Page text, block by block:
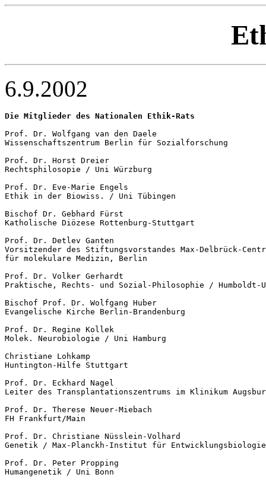
6.9.2002
Die Mitglieder des Nationalen Ethik-Rats
Prof. Dr. Wolfgang van den Daele
Wissenschaftszentrum Berlin für Sozialforschung
Prof. Dr. Horst Dreier
Rechtsphilosopie / Uni Würzburg
Prof. Dr. Eve-Marie Engels
Ethik in der Biowiss. / Uni Tübingen
Bischof Dr. Gebhard Fürst
Katholische Diözese Rottenburg-Stuttgart
Prof. Dr. Detlev Ganten
Vorsitzender des Stiftungsvorstandes Max-Delbrück-
für molekulare Medizin, Berlin
Prof. Dr. Volker Gerhardt
Praktische, Rechts- und Sozial-Philosophie /
Bischof Prof. Dr. Wolfgang Huber
Evangelische Kirche Berlin-Brandenburg
Prof. Dr. Regine Kollek
Molek. Neurobiologie / Uni Hamburg
Christiane Lohkamp
Huntington-Hilfe Stuttgart
Prof. Dr. Eckhard Nagel
Leiter des Transplantationszentrums im Klinikum
Prof. Dr. Therese Neuer-Miebach
FH Frankfurt/Main
Prof. Dr. Christiane Nüsslein-Volhard
Genetik / Max-Planckh-Institut für
Prof. Dr. Peter Propping
Humangenetik / Uni Bonn